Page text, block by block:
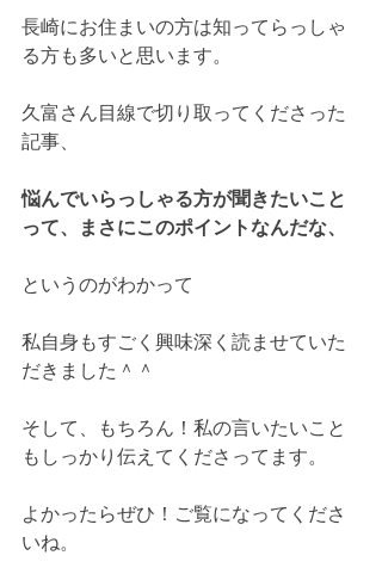
長崎にお住まいの方は知ってらっしゃ
る方も多いと思います。
久富さん目線で切り取ってくださった
記事、
悩んでいらっしゃる方が聞きたいこと
って、まさにこのポイントなんだな、
というのがわかって
私自身もすごく興味深く読ませていた
だきました＾＾
そして、もちろん！私の言いたいこと
もしっかり伝えてくださってます。
よかったらぜひ！ご覧になってくださ
いね。